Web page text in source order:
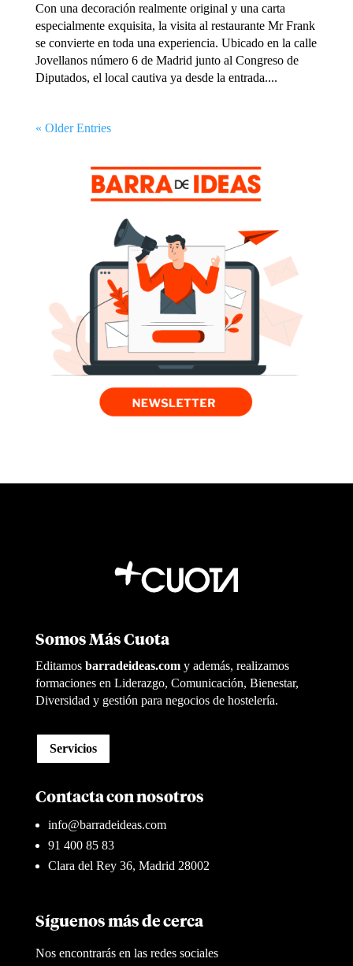
Con una decoración realmente original y una carta
especialmente exquisita, la visita al restaurante Mr Frank
se convierte en toda una experiencia. Ubicado en la calle
Jovellanos número 6 de Madrid junto al Congreso de
Diputados, el local cautiva ya desde la entrada....
« Older Entries
Somos Más Cuota
Editamosbarradeideas.com y además, realizamos
formaciones en Liderazgo, Comunicación, Bienestar,
Diversidad y gestión para negocios de hostelería.
Servicios
Contacta con nosotros
info@barradeideas.com
91 400 85 83
Clara del Rey 36, Madrid 28002
Síguenos más de cerca
Nos encontrarás en las redes sociales